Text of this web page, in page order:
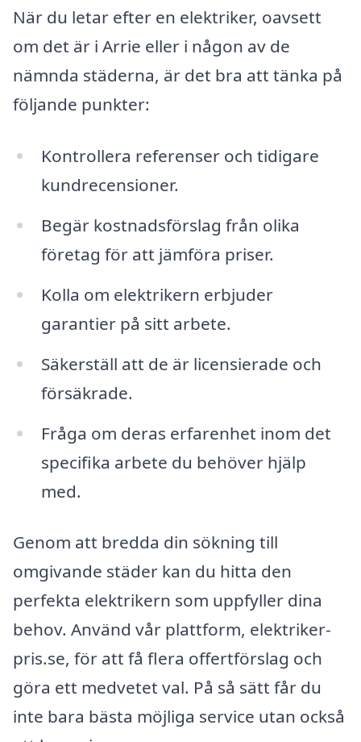
När du letar efter en elektriker, oavsett
om det är i Arrie eller i någon av de
nämnda städerna, är det bra att tänka på
följande punkter:
Kontrollera referenser och tidigare
kundrecensioner.
Begär kostnadsförslag från olika
företag för att jämföra priser.
Kolla om elektrikern erbjuder
garantier på sitt arbete.
Säkerställ att de är licensierade och
försäkrade.
Fråga om deras erfarenhet inom det
specifika arbete du behöver hjälp
med.
Genom att bredda din sökning till
omgivande städer kan du hitta den
perfekta elektrikern som uppfyller dina
behov. Använd vår plattform, elektriker-
pris.se, för att få flera offertförslag och
göra ett medvetet val. På så sätt får du
inte bara bästa möjliga service utan också